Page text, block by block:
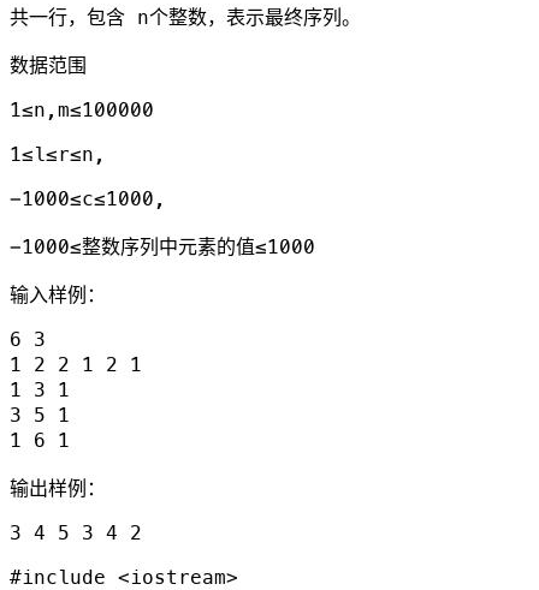
共一行，包含 n个整数，表示最终序列。
数据范围
1≤n,m≤100000
1≤l≤r≤n,
−1000≤c≤1000,
−1000≤整数序列中元素的值≤1000
输入样例：
6 3
1 2 2 1 2 1
1 3 1
3 5 1
输出样例：
#include <iostream>